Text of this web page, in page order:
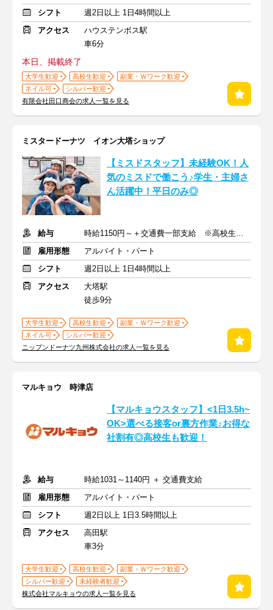
シフト
週2日以上 1日4時間以上
アクセス
ハウステンボス駅
車6分
本日、掲載終了
大学生歓迎 高校生歓迎
副業・Ｗワーク歓迎
ネイル可
シルバー歓迎
有限会社田口商会の求人一覧を見る
ミスタードーナツ イオン大塔ショップ
【ミスドスタッフ】未経験OK！人
気のミスドで働こう♪学生・主婦さ
ん活躍中！平日のみ◎
給与
時給1150円～＋交通費一部支給 ※高校生時給：1050円
雇用形態
アルバイト・パート
シフト
週2日以上 1日4時間以上
アクセス
大塔駅
徒歩9分
大学生歓迎 高校生歓迎
副業・Ｗワーク歓迎
ネイル可
シルバー歓迎
ニップンドーナツ九州株式会社の求人一覧を見る
マルキョウ 時津店
【マルキョウスタッフ】<1日3.5h~
OK>選べる接客or裏方作業♪お得な
社割有◎高校生も歓迎！
給与
時給1031～1140円 ＋ 交通費支給
雇用形態
アルバイト・パート
シフト
週2日以上 1日3.5時間以上
アクセス
高田駅
車3分
大学生歓迎 高校生歓迎
副業・Ｗワーク歓迎
シルバー歓迎
未経験者歓迎
株式会社マルキョウの求人一覧を見る